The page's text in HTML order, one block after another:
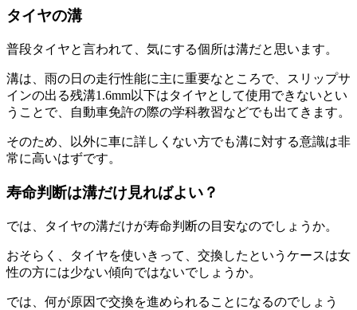
タイヤの溝
普段タイヤと言われて、気にする個所は溝だと思います。
溝は、雨の日の走行性能に主に重要なところで、スリップサ
インの出る残溝1.6mm以下はタイヤとして使用できないとい
うことで、自動車免許の際の学科教習などでも出てきます。
そのため、以外に車に詳しくない方でも溝に対する意識は非
常に高いはずです。
寿命判断は溝だけ見ればよい？
では、タイヤの溝だけが寿命判断の目安なのでしょうか。
おそらく、タイヤを使いきって、交換したというケースは女
性の方には少ない傾向ではないでしょうか。
では、何が原因で交換を進められることになるのでしょう